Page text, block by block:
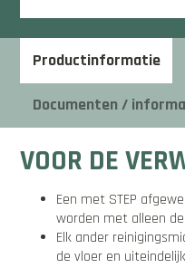
Productinformatie
Documenten /
VOOR DE
Een met STEP
worden met alleen de
Elk ander
de vloer en